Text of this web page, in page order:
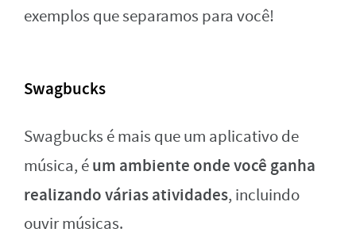
exemplos que separamos para você!
Swagbucks
Swagbucks é mais que um aplicativo de
música, éum ambiente onde você ganha
realizando várias atividades, incluindo
ouvir músicas.